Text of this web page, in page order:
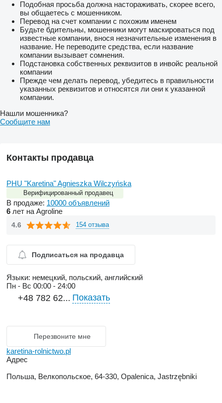
Подобная просьба должна настораживать, скорее всего,
вы общаетесь с мошенником.
Перевод на счет компании с похожим именем
Будьте бдительны, мошенники могут маскироваться под
известные компании, внося незначительные изменения в
название. Не переводите средства, если название
компании вызывает сомнения.
Подстановка собственных реквизитов в инвойс реальной
компании
Прежде чем делать перевод, убедитесь в правильности
указанных реквизитов и относятся ли они к указанной
компании.
Нашли мошенника?
Сообщите нам
Контакты продавца
PHU "Karetina" Agnieszka Wilczyńska
Верифицированный продавец
В продаже: 10000 объявлений
6 лет на Agroline
4.6 154 отзыва
Подписаться на продавца
Языки: немецкий, польский, английский
Пн - Вс 00:00 - 24:00
+48 782 62... Показать
Перезвоните мне
karetina-rolnictwo.pl
Адрес
Польша, Велкопольское, 64-330, Opalenica, Jastrzębniki